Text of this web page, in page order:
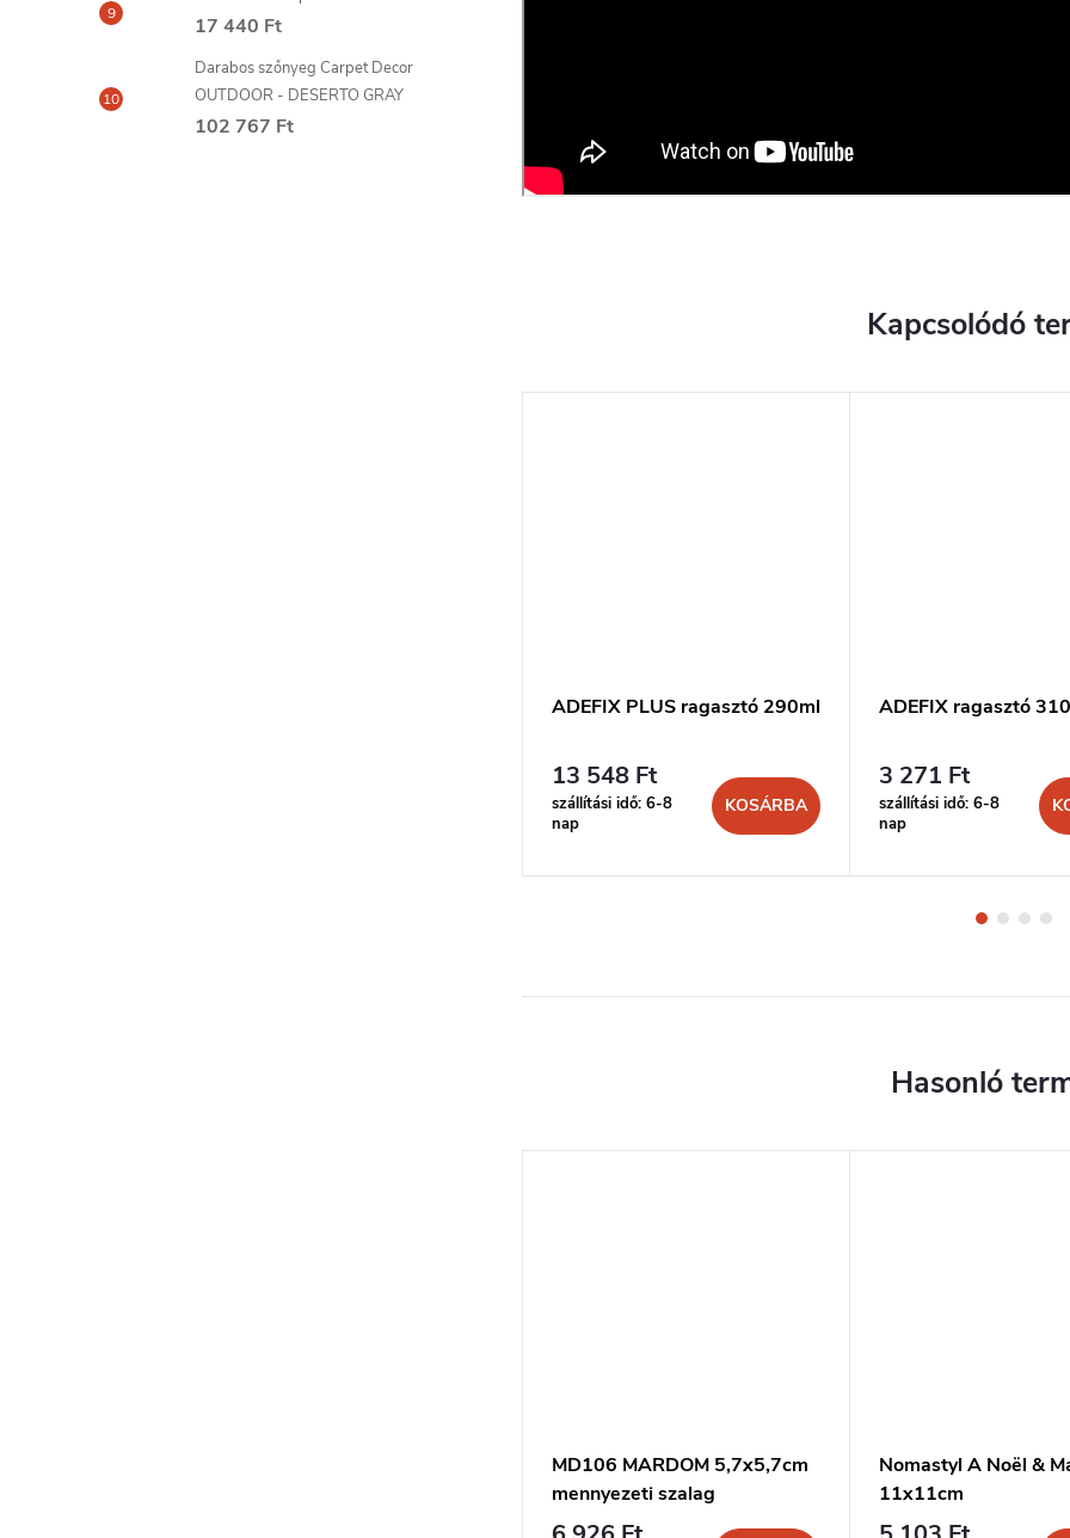
17 440 Ft
Darabos szőnyeg Carpet Decor
OUTDOOR - DESERTO GRAY
102 767 Ft
Kapcsolódó
ADEFIX PLUS ragasztó 290ml
13 548 Ft
szállítási idő: 6-8
nap
KOSÁRBA
ADEFIX ragasztó
3 271 Ft
szállítási idő: 6-8
nap
MD106 MARDOM 5,7x5,7cm
mennyezeti szalag
Nomastyl A Noël &
11x11cm